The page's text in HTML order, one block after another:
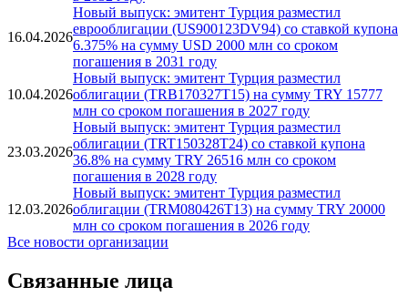
01.07.2026
Новый выпуск: эмитент Турция разместил
еврооблигации (XS3410791282) со ставкой купона
6.7% на сумму USD 2750 млн со сроком погашения
в 2032 году
16.04.2026
Новый выпуск: эмитент Турция разместил
еврооблигации (US900123DV94) со ставкой купона
6.375% на сумму USD 2000 млн со сроком
погашения в 2031 году
10.04.2026
Новый выпуск: эмитент Турция разместил
облигации (TRB170327T15) на сумму TRY 15777
млн со сроком погашения в 2027 году
23.03.2026
Новый выпуск: эмитент Турция разместил
облигации (TRT150328T24) со ставкой купона
36.8% на сумму TRY 26516 млн со сроком
погашения в 2028 году
12.03.2026
Новый выпуск: эмитент Турция разместил
млн со сроком погашения в 2026 году